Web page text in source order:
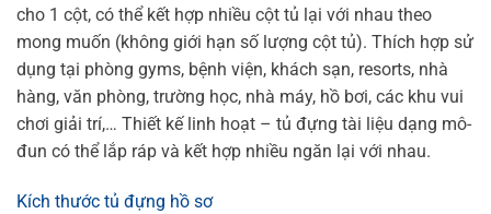
cho 1 cột, có thể kết hợp nhiều cột tủ lại với nhau theo
mong muốn (không giới hạn số lượng cột tủ). Thích hợp sử
dụng tại phòng gyms, bệnh viện, khách sạn, resorts, nhà
hàng, văn phòng, trường học, nhà máy, hồ bơi, các khu vui
chơi giải trí,… Thiết kế linh hoạt – tủ đựng tài liệu dạng mô-
đun có thể lắp ráp và kết hợp nhiều ngăn lại với nhau.
Kích thước tủ đựng hồ sơ